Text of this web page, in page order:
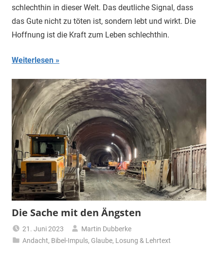
schlechthin in dieser Welt. Das deutliche Signal, dass
das Gute nicht zu töten ist, sondern lebt und wirkt. Die
Hoffnung ist die Kraft zum Leben schlechthin.
Weiterlesen
Die Sache mit den Ängsten
21. Juni 2023
Martin Dubberke
Andacht, Bibel-Impuls, Glaube, Losung & Lehrtext